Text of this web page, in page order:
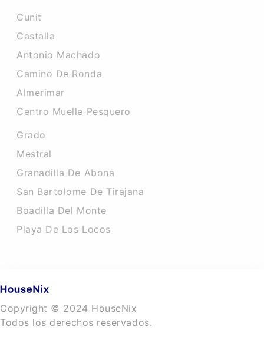
Cunit
Castalla
Antonio Machado
Camino De Ronda
Almerimar
Centro Muelle Pesquero
Grado
Mestral
Granadilla De Abona
San Bartolome De Tirajana
Boadilla Del Monte
Playa De Los Locos
Copyright © 2024 HouseNix
Todos los derechos reservados.